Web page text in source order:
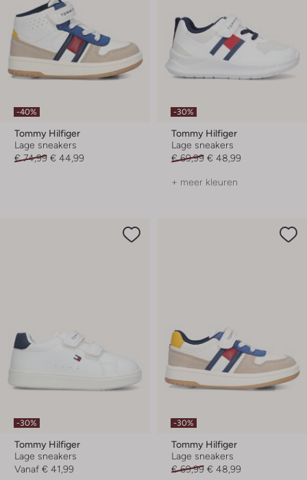
-40%
Tommy Hilfiger
Lage sneakers
€ 74,99 € 44,99
-30%
Tommy Hilfiger
Lage sneakers
€ 69,99 € 48,99
+ meer kleuren
-30%
Tommy Hilfiger
Lage sneakers
Vanaf € 41,99
-30%
Tommy Hilfiger
Lage sneakers
€ 69,99 € 48,99